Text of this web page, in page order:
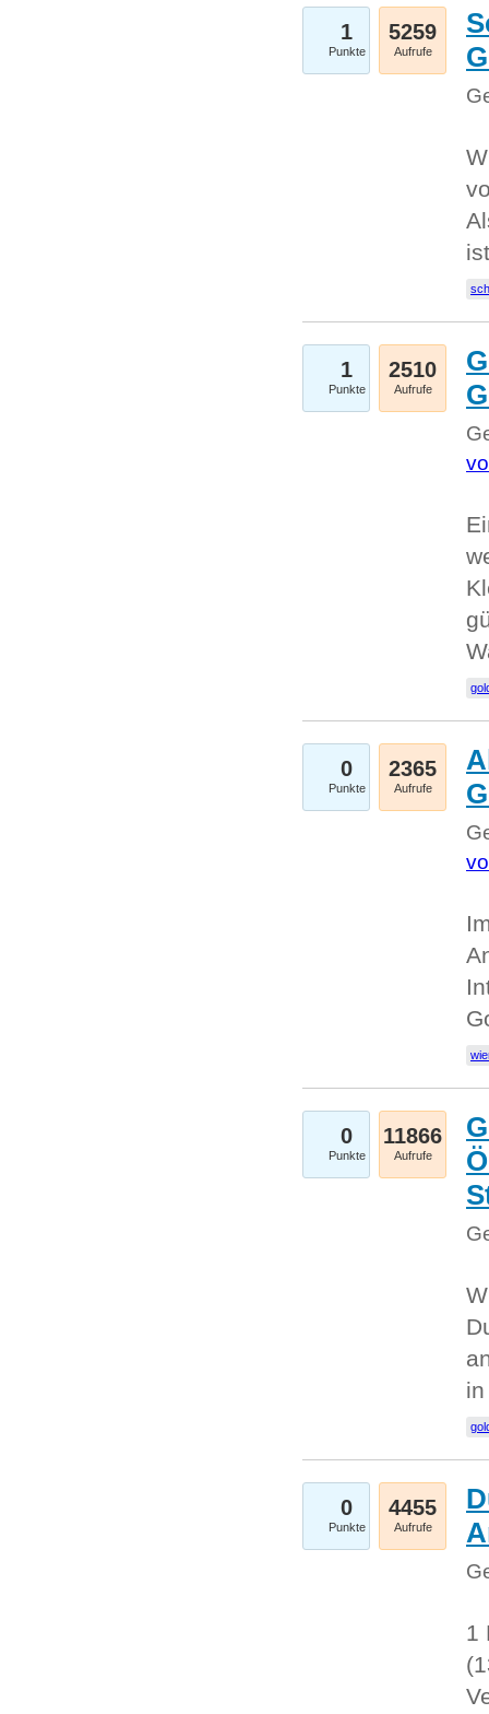
1
Punkte
5259
Aufrufe
1
Punkte
2510
Aufrufe
0
Punkte
2365
Aufrufe
0
Punkte
11866
Aufrufe
0
Punkte
4455
Aufrufe
1